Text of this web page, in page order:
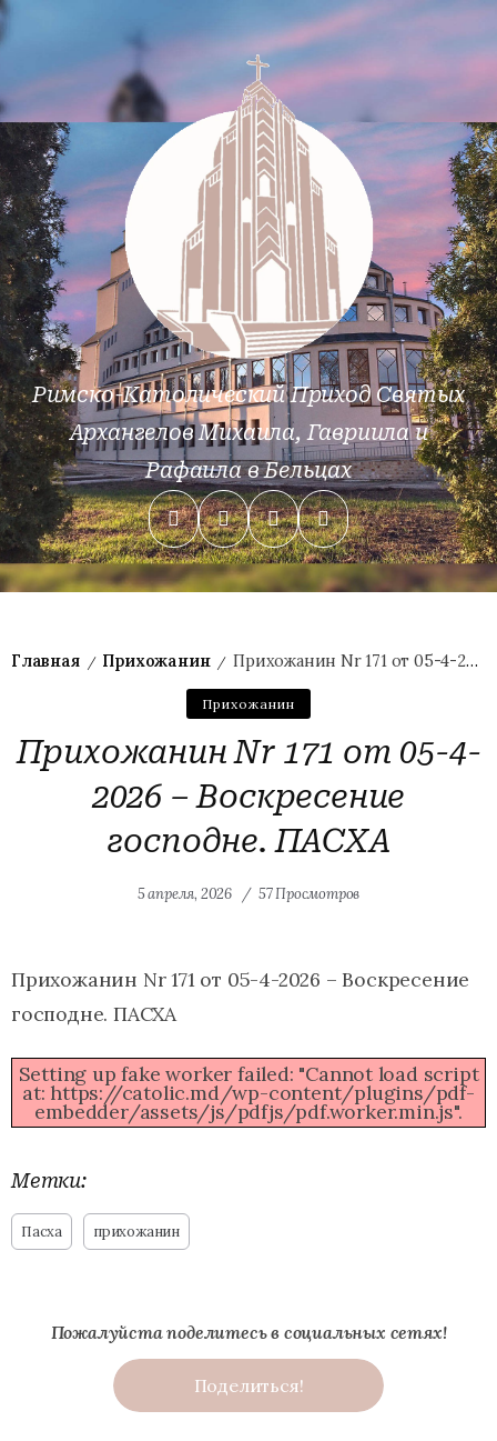
Римско-Католический Приход Святых
Архангелов Михаила, Гавриила и
Рафаила в Бельцах
Главная / Прихожанин / Прихожанин Nr 171 от 05-4-2026 – Воскресение господне. ПАСХА
Прихожанин
Прихожанин Nr 171 от 05-4-
2026 – Воскресение
господне. ПАСХА
5 апреля, 2026 57 Просмотров
Прихожанин Nr 171 от 05-4-2026 – Воскресение
господне. ПАСХА
Setting up fake worker failed: "Cannot load script
at: https://catolic.md/wp-content/plugins/pdf-
embedder/assets/js/pdfjs/pdf.worker.min.js".
Метки:
Пасха прихожанин
Пожалуйста поделитесь в социальных сетях!
Поделиться!